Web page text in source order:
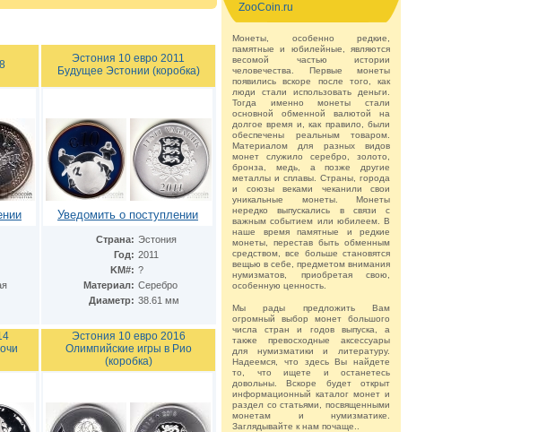
ZooCoin.ru
Монеты, особенно редкие,
памятные и юбилейные, являются
весомой частью истории
человечества. Первые монеты
появились вскоре после того, как
люди стали использовать деньги.
Тогда именно монеты стали
основной обменной валютой на
долгое время и, как правило, были
обеспечены реальным товаром.
Материалом для разных видов
монет служило серебро, золото,
бронза, медь, а позже другие
металлы и сплавы. Страны, города
и союзы веками чеканили свои
уникальные монеты. Монеты
нередко выпускались в связи с
важным событием или юбилеем. В
наше время памятные и редкие
монеты, перестав быть обменным
средством, все больше становятся
вещью в себе, предметом внимания
нумизматов, приобретая свою,
особенную ценность.
Мы рады предложить Вам
огромный выбор монет большого
числа стран и годов выпуска, а
также превосходные аксессуары
для нумизматики и литературу.
Надеемся, что здесь Вы найдете
то, что ищете и останетесь
довольны. Вскоре будет открыт
информационный каталог монет и
раздел со статьями, посвященными
монетам и нумизматике.
Заглядывайте к нам почаще..
Эстония 10 евро 2011
Будущее Эстонии (коробка)
Уведомить о поступлении
Страна: Эстония
Год: 2011
KM#: ?
Материал: Серебро
Диаметр: 38.61 мм
Эстония 10 евро 2016
Олимпийские игры в Рио
(коробка)